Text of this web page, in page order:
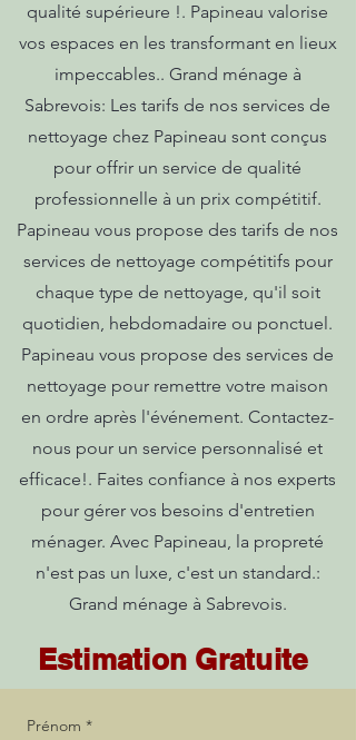
qualité supérieure !. Papineau valorise
vos espaces en les transformant en lieux
impeccables.. Grand ménage à
Sabrevois: Les tarifs de nos services de
nettoyage chez Papineau sont conçus
pour offrir un service de qualité
professionnelle à un prix compétitif.
Papineau vous propose des tarifs de nos
services de nettoyage compétitifs pour
chaque type de nettoyage, qu'il soit
quotidien, hebdomadaire ou ponctuel.
Papineau vous propose des services de
nettoyage pour remettre votre maison
en ordre après l'événement. Contactez-
nous pour un service personnalisé et
efficace!. Faites confiance à nos experts
pour gérer vos besoins d'entretien
ménager. Avec Papineau, la propreté
n'est pas un luxe, c'est un standard.:
Grand ménage à Sabrevois.
Estimation Gratuite
Prénom *